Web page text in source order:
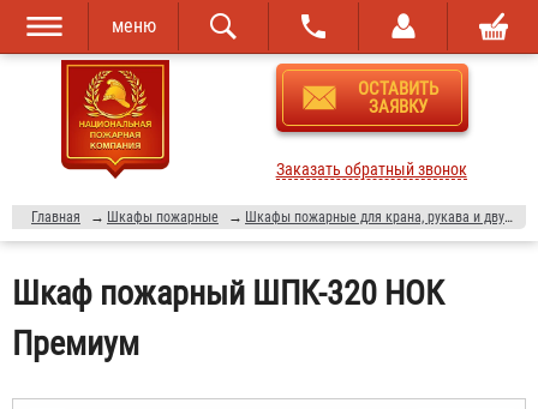
Перейти к
основному
содержанию
Skip to
navigation
меню
ОСТАВИТЬ
ЗАЯВКУ
Заказать обратный звонок
Главная → Шкафы пожарные → Шкафы пожарные для крана, рукава и двух огнетушителей (ШПК-320)
Шкаф пожарный ШПК-320 НОК
Премиум